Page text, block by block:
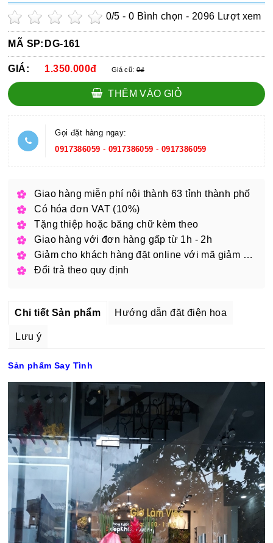
0/5 -0 Bình chọn - 2096 Lượt xem
MÃ SP: DG-161
GIÁ: 1.350.000đ Giá cũ:0đ
THÊM VÀO GIỎ
Gọi đặt hàng ngay:
0917386059 - 0917386059 - 0917386059
Giao hàng miễn phí nội thành 63 tỉnh thành phố
Có hóa đơn VAT (10%)
Tặng thiệp hoặc băng chữ kèm theo
Giao hàng với đơn hàng gấp từ 1h - 2h
Giảm cho khách hàng đặt online với mã giảm giá
Đổi trả theo quy định
Chi tiết Sản phẩm Hướng dẫn đặt điện hoa
Lưu ý
Sản phẩm Say Tình